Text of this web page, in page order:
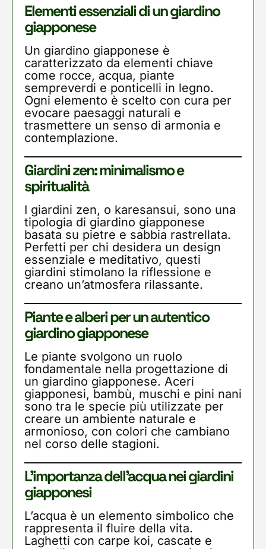
Elementi essenziali di un giardino
giapponese
Un giardino giapponese è
caratterizzato da elementi chiave
come rocce, acqua, piante
sempreverdi e ponticelli in legno.
Ogni elemento è scelto con cura per
evocare paesaggi naturali e
trasmettere un senso di armonia e
contemplazione.
Giardini zen: minimalismo e
spiritualità
I giardini zen, o karesansui, sono una
tipologia di giardino giapponese
basata su pietre e sabbia rastrellata.
Perfetti per chi desidera un design
essenziale e meditativo, questi
giardini stimolano la riflessione e
creano un’atmosfera rilassante.
Piante e alberi per un autentico
giardino giapponese
Le piante svolgono un ruolo
fondamentale nella progettazione di
un giardino giapponese. Aceri
giapponesi, bambù, muschi e pini nani
sono tra le specie più utilizzate per
creare un ambiente naturale e
armonioso, con colori che cambiano
nel corso delle stagioni.
L’importanza dell’acqua nei giardini
giapponesi
L’acqua è un elemento simbolico che
rappresenta il fluire della vita.
Laghetti con carpe koi, cascate e